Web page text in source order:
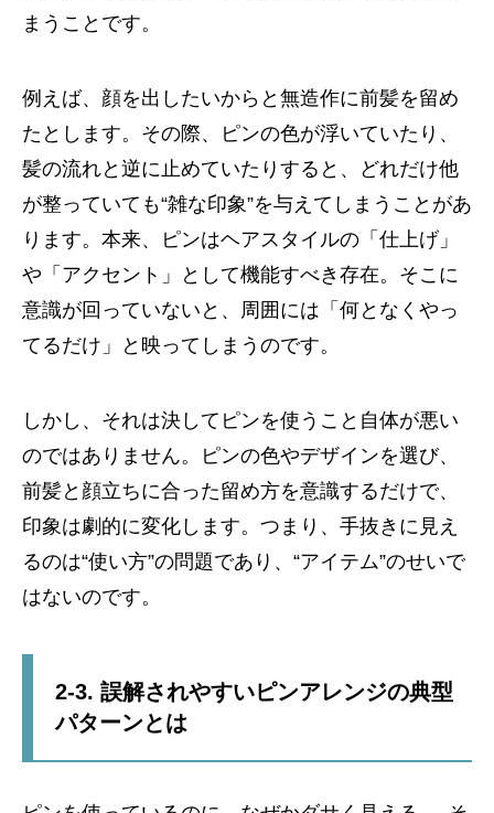
まうことです。
例えば、顔を出したいからと無造作に前髪を留め
たとします。その際、ピンの色が浮いていたり、
髪の流れと逆に止めていたりすると、どれだけ他
が整っていても“雑な印象”を与えてしまうことがあ
ります。本来、ピンはヘアスタイルの「仕上げ」
や「アクセント」として機能すべき存在。そこに
意識が回っていないと、周囲には「何となくやっ
てるだけ」と映ってしまうのです。
しかし、それは決してピンを使うこと自体が悪い
のではありません。ピンの色やデザインを選び、
前髪と顔立ちに合った留め方を意識するだけで、
印象は劇的に変化します。つまり、手抜きに見え
るのは“使い方”の問題であり、“アイテム”のせいで
はないのです。
2-3. 誤解されやすいピンアレンジの典型
パターンとは